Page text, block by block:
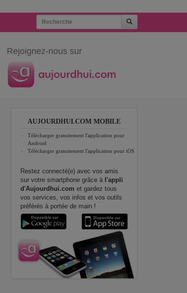
Rejoignez-nous sur
AUJOURDHUI.COM MOBILE
Télécharger gratuitement l'application pour
Android
Télécharger gratuitement l'application pour iOS
Restez connecté(e) avec vos amis
sur votre smartphone grâce à l'appli
d'Aujourdhui.com et gardez tous
vos services, vos infos et vos outils
préférés à portée de main !